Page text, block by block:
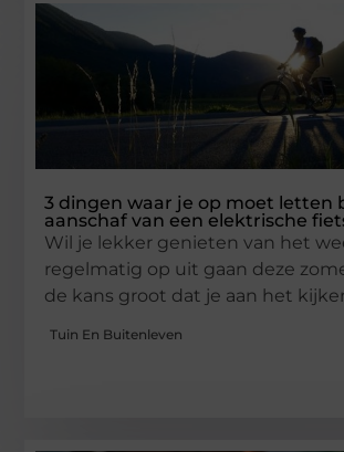
3 dingen waar je op moet letten
aanschaf van een elektrische
Wil je lekker genieten van het
regelmatig op uit gaan deze
de kans groot dat je aan het
Tuin En Buitenleven